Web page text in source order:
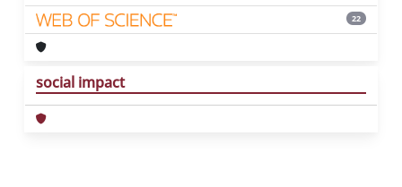
22
social impact